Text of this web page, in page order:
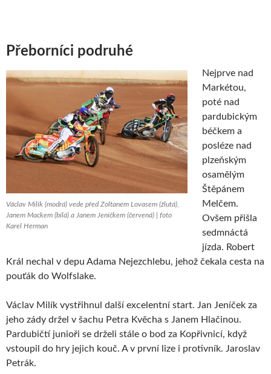
Přeborníci podruhé
Václav Milík (modrá) vede před Zoltanem Lovasem (žlutá),
Janem Mackem (bílá) a Janem Jeníčkem (červená) | foto
Karel Herman
Nejprve nad
Markétou,
poté nad
pardubickým
béčkem a
posléze nad
plzeňským
osamělým
Štěpánem
Melčem.
Ovšem přišla
sedmnáctá
jízda. Robert
Král nechal v depu Adama Nejezchlebu, jehož čekala cesta na
pouťák do Wolfslake.
Václav Milík vystřihnul další excelentní start. Jan Jeníček za
jeho zády držel v šachu Petra Kvěcha s Janem Hlačinou.
Pardubičtí junioři se drželi stále o bod za Kopřivnicí, když
vstoupil do hry jejich kouč. A v první lize i protivník. Jaroslav
Petrák.